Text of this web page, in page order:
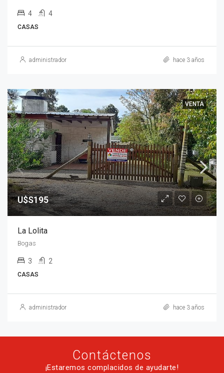
4 4
CASAS
administrador hace 3 años
VENTA
U$S195
La Lolita
Bogas
3 2
CASAS
administrador hace 3 años
Contáctenos
¡Estaremos complacidos de ayudarte!